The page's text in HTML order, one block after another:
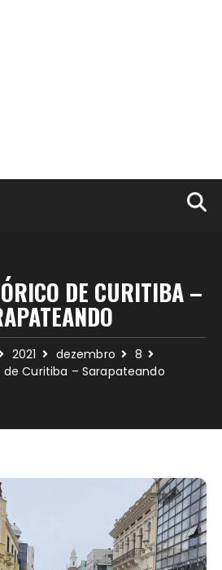
DE CURITIBA –
2021 dezembro
8
Curitiba – Sarapateando